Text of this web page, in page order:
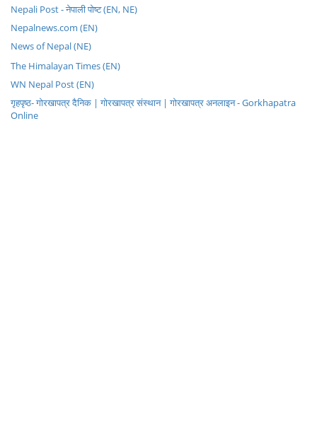
Nepali Post - नेपाली पोष्ट (EN, NE)
Nepalnews.com (EN)
News of Nepal (NE)
The Himalayan Times (EN)
WN Nepal Post (EN)
गृहपृष्ठ- गोरखापत्र दैनिक | गोरखापत्र संस्थान | गोरखापत्र अनलाइन - Gorkhapatra
Online